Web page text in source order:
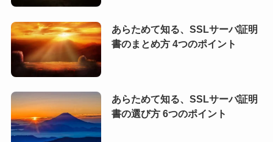
あらためて知る、SSLサーバ証明
書のまとめ方 4つのポイント
あらためて知る、SSLサーバ証明
書の選び方 6つのポイント